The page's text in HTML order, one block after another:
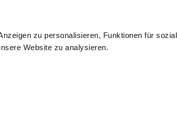
zu personalisieren, Funktionen für
Website zu analysieren.